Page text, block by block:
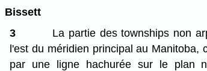
Bissett
3
La partie des townships non
l'est du méridien principal au Manitoba,
par une ligne hachurée sur le plan n